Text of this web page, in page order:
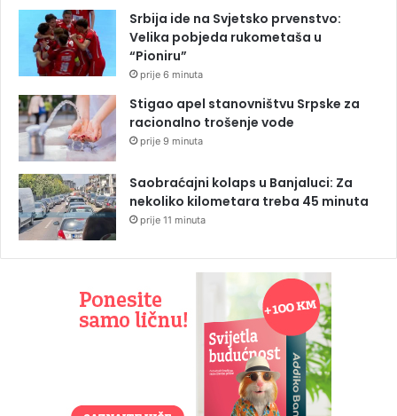
Srbija ide na Svjetsko prvenstvo:
Velika pobjeda rukometaša u
“Pioniru”
prije 6 minuta
Stigao apel stanovništvu Srpske za
racionalno trošenje vode
prije 9 minuta
Saobraćajni kolaps u Banjaluci: Za
nekoliko kilometara treba 45 minuta
prije 11 minuta